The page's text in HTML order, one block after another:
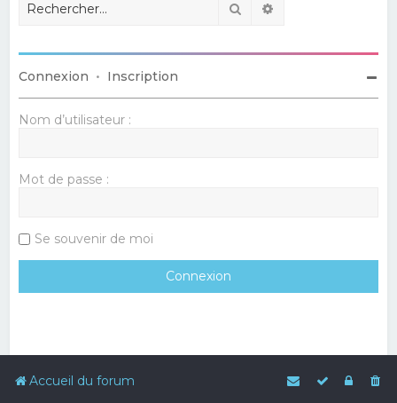
Rechercher
Connexion • Inscription
Nom d’utilisateur :
Mot de passe :
Se souvenir de moi
Accueil du forum